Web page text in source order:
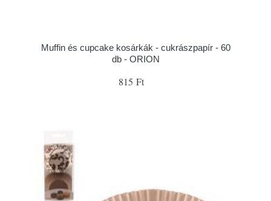
Muffin és cupcake kosárkák - cukrászpapír - 60
db - ORION
815 Ft